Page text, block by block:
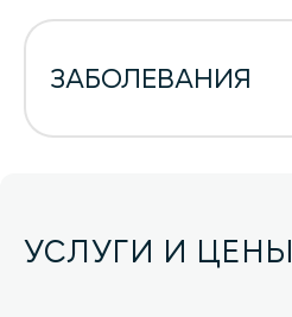
ЗАБОЛЕВАНИЯ
УСЛУГИ И ЦЕНЫ